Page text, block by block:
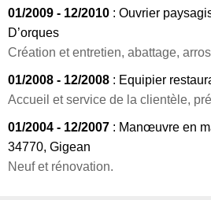
01/2009 - 12/2010 : Ouvrier
D’orques
Création et entretien, abattage,
01/2008 - 12/2008 : Equipier
Accueil et service de la clientèle,
01/2004 - 12/2007 : Manœuvre en
34770, Gigean
Neuf et rénovation.